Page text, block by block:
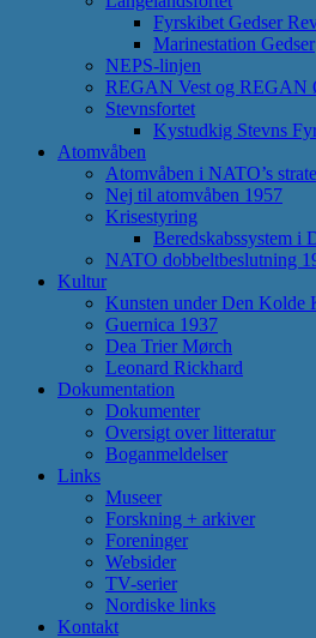
Fyrskibet Gedser
Marinestation Gedser
NEPS-linjen
REGAN Vest og REGAN
Stevnsfortet
Kystudkig Stevns
Atomvåben
Atomvåben i NATO’s
Nej til atomvåben 1957
Krisestyring
Beredskabssystem i
NATO dobbeltbeslutning
Kultur
Kunsten under Den Kolde
Guernica 1937
Dea Trier Mørch
Leonard Rickhard
Dokumentation
Dokumenter
Oversigt over litteratur
Boganmeldelser
Links
Museer
Forskning + arkiver
Foreninger
Websider
TV-serier
Nordiske links
Kontakt